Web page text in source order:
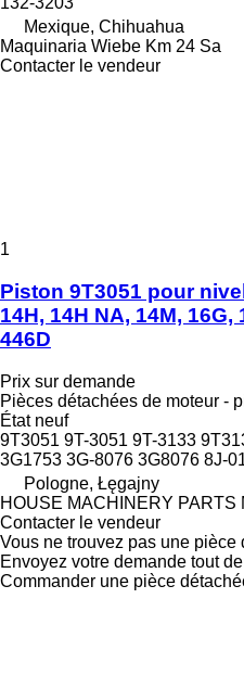
Mexique, Chihuahua
Maquinaria Wiebe Km 24 Sa
Contacter le vendeur
1
Piston 9T3051 pour
14H, 14H NA, 14M, 16G,
446D
Prix sur demande
Pièces détachées de moteur -
Étatneuf
9T3051 9T-3051 9T-3133
3G1753 3G-8076 3G8076 8J-
Pologne, Łęgajny
HOUSE MACHINERY PARTS
Contacter le vendeur
Vous ne trouvez pas une pièce
Envoyez votre demande tout
Commander une pièce